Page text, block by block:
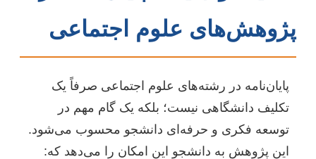
پژوهش‌های علوم اجتماعی
پایان‌نامه در رشته‌های علوم اجتماعی صرفاً یک
تکلیف دانشگاهی نیست؛ بلکه یک گام مهم در
توسعه فکری و حرفه‌ای دانشجو محسوب می‌شود.
این پژوهش به دانشجو این امکان را می‌دهد که: